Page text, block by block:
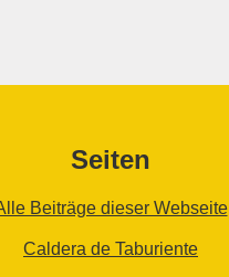
Seiten
Beiträge dieser Webseite
Caldera de Taburiente